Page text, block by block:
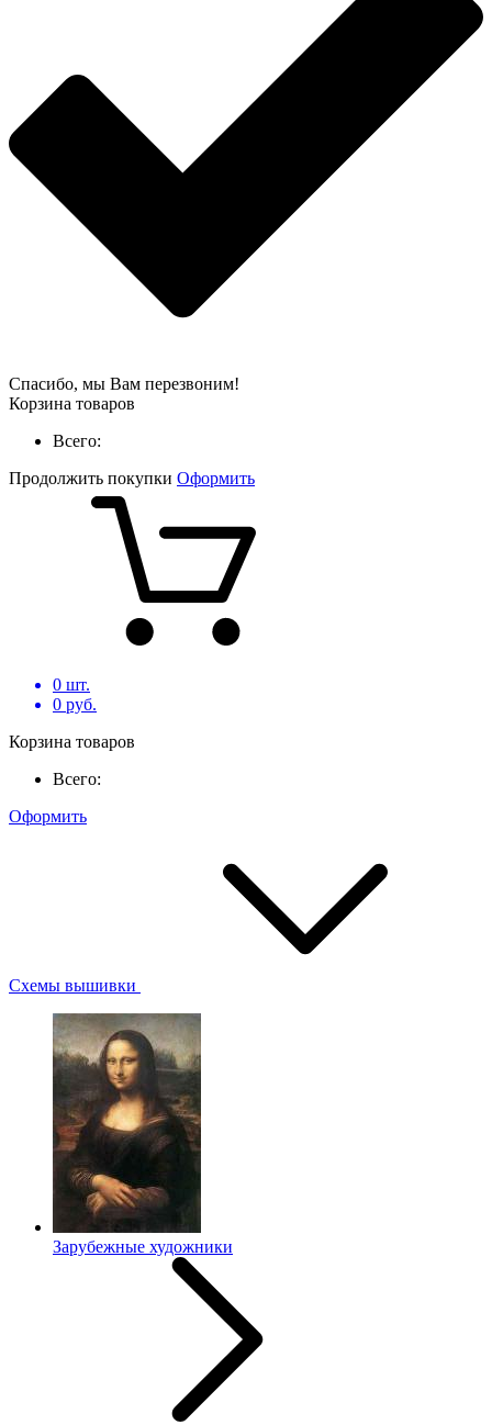
Спасибо, мы Вам перезвоним!
Корзина товаров
Всего:
Продолжить покупки Оформить
0 шт.
0 руб.
Корзина товаров
Всего:
Оформить
Схемы вышивки
Зарубежные художники